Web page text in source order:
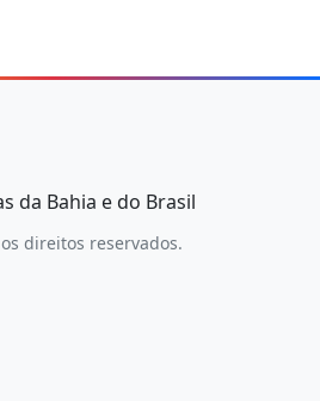
da Bahia e do Brasil
direitos reservados.